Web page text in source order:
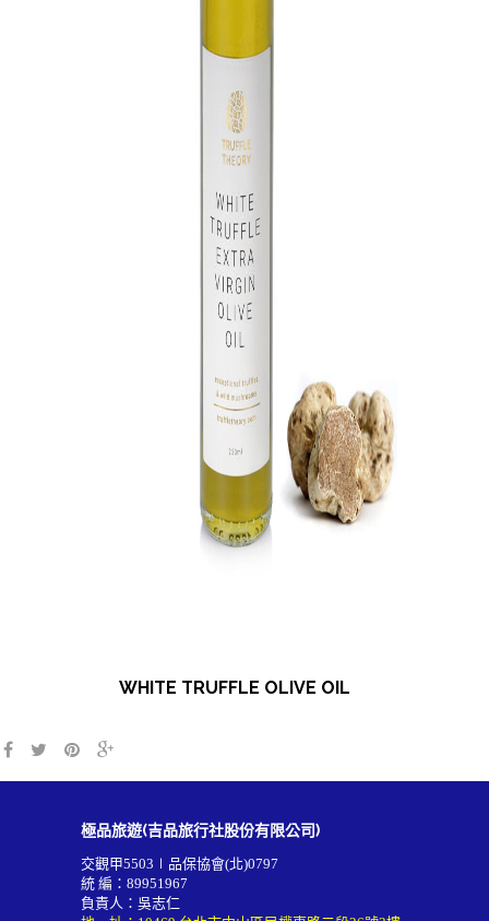
WHITE TRUFFLE OLIVE OIL
極品旅遊(吉品旅行社股份有限公司)
交觀甲5503∣品保協會(北)0797
統 編：89951967
負責人：吳志仁